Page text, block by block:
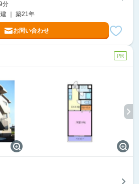
分
｜ 築21年
お問い合わせ